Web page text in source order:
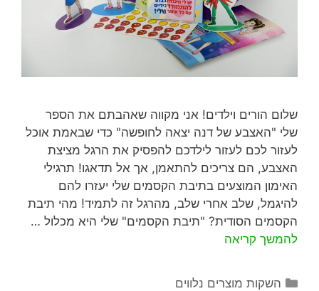
שלום הורים וילדים! אני מקווה שאהבתם את הספר
שלי "האצבע של דנה יצאה לחופשה" כדי שבאמת אוכל
לעזור לכם לעזור לילדכם להפסיק את הרגל מציצת
האצבע, הם צריכים להתאמן, אך אל תדאגו! תרגילי
האימון המוצעים בתיבת הקסמים שלי יעזרו להם
להיגמל, שלב אחרי שלב, מהרגל זה לתמיד! מהי תיבת
הקסמים הסודית? "תיבת הקסמים" שלי היא מכלול …
להמשך קריאה
השקות מוצרים נלווים